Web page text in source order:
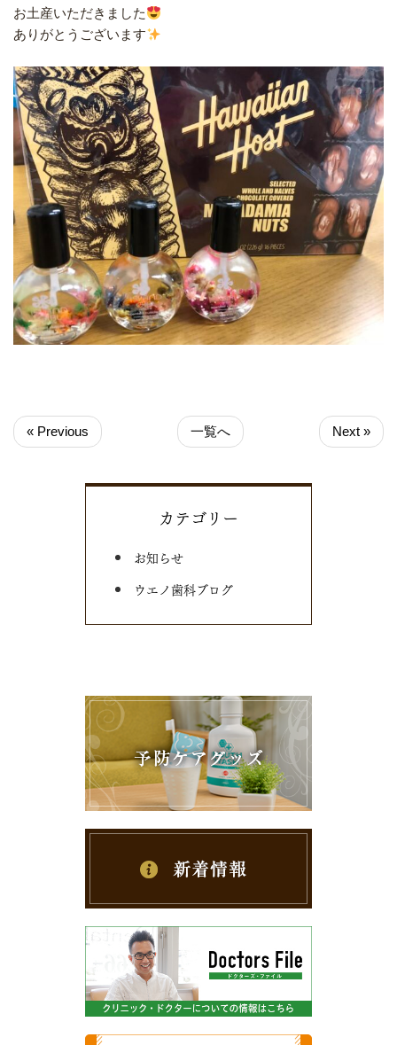
お土産いただきました
ありがとうございます
« Previous 一覧へ Next »
カテゴリー
お知らせ
ウエノ歯科ブログ